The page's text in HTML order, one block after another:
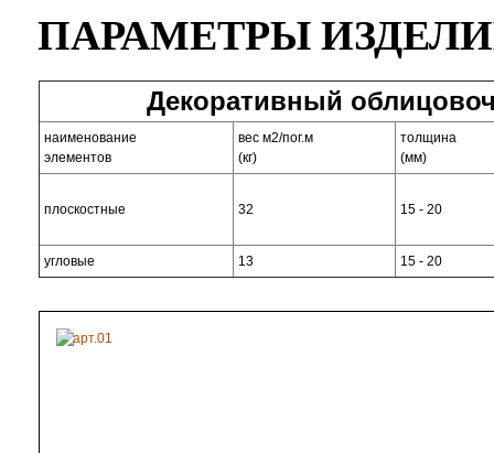
ПАРАМЕТРЫ
Декоративный
наименование
элементов
вес м2/пог.м
(кг)
толщина
(мм)
плоскостные 32 15 - 20
угловые 13 15 - 20